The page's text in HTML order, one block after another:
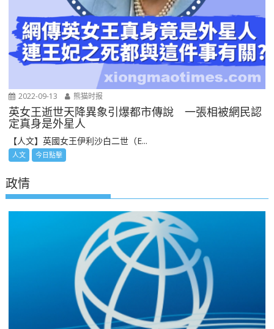
2022-09-13 熊猫时报
英女王逝世天降異象引爆都市傳說 一張相被網民認
定真身是外星人
【人文】英國女王伊利沙白二世（E...
人文 今日點擊
政情